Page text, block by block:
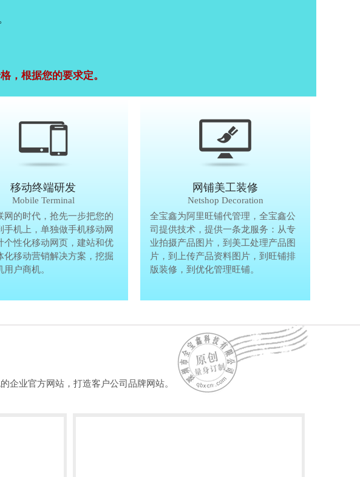
，根据您的要求定。
贸易网站制作
Trade Website
作，主要侧重销售与推
做外贸的客户采用香港
服务器；做国内贸易
服务器，免费为客户完
移动终端研发
Mobile Terminal
网的时代，抢先一步把您的
手机上，单独做手机移动网
个性化移动网页，建站和优
化移动营销解决方案，挖掘
户商机。
移动终端研发
Mobile Terminal
移动互联网的时代，抢先一步把您的
生意做到手机上，单独做手机移动网
站、设计个性化移动网页，建站和优
化等一体化移动营销解决方案，挖掘
亿万手机用户商机。
网铺美工装修
Netshop Decoration
全宝鑫为阿里旺铺代管理，全宝鑫公
司提供技术，提供一条龙服务：从专
业拍摄产品图片，到美工处理产品图
片，到上传产品资料图片，到旺铺排
版装修，到优化管理旺铺。
企业官方网站，打造客户公司品牌网站。